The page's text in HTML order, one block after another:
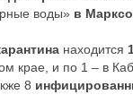
воды» в
находится
крае, и по 1 – в
8